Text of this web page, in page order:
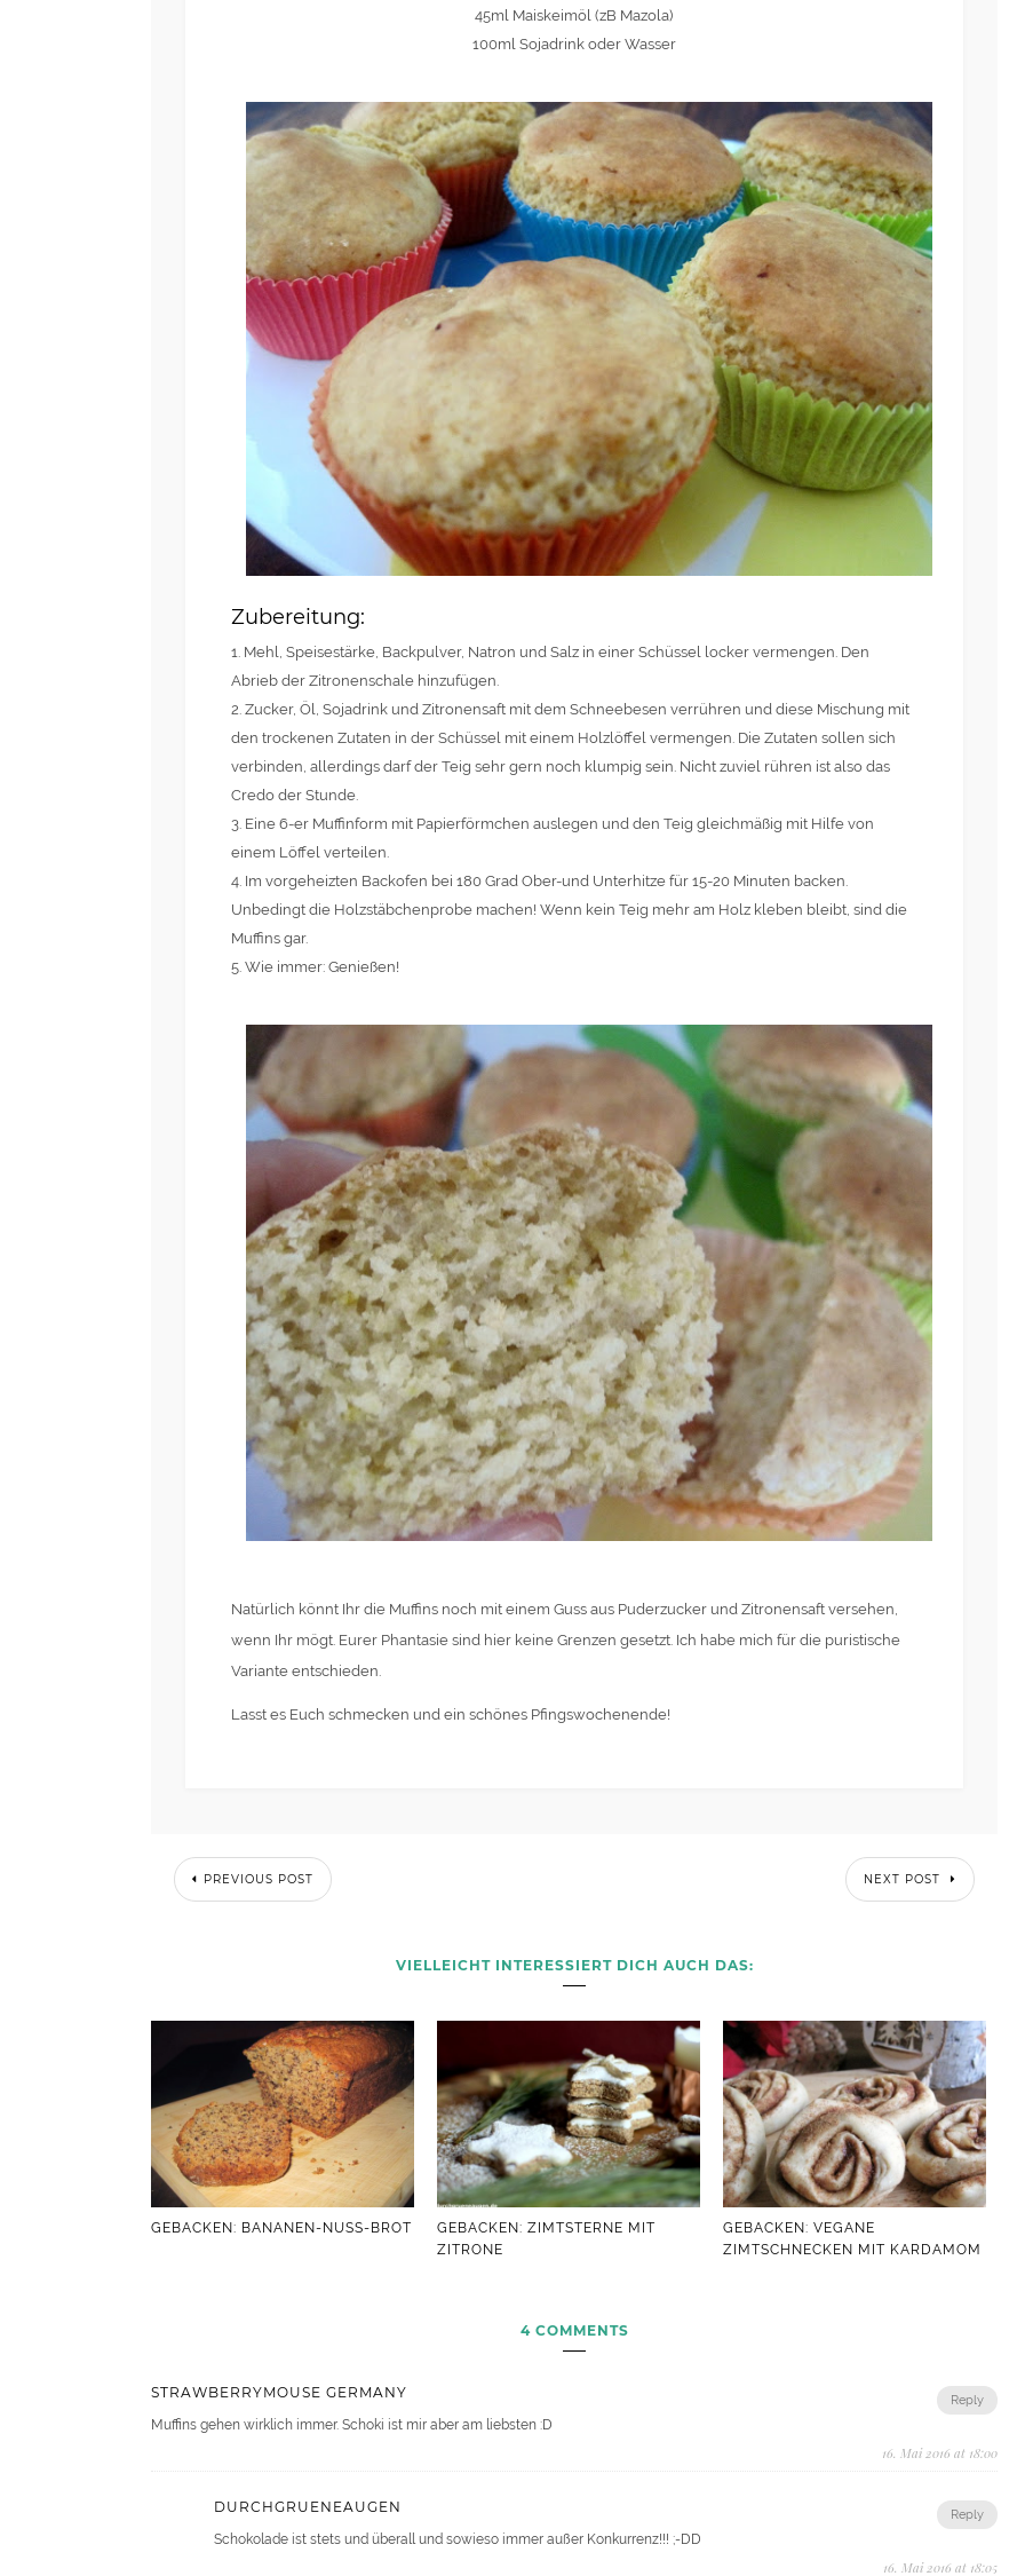
45ml Maiskeimöl (zB Mazola)
100ml Sojadrink oder Wasser
Zubereitung:
1. Mehl, Speisestärke, Backpulver, Natron und Salz in einer Schüssel locker vermengen. Den
Abrieb der Zitronenschale hinzufügen.
2. Zucker, Öl, Sojadrink und Zitronensaft mit dem Schneebesen verrühren und diese Mischung mit
den trockenen Zutaten in der Schüssel mit einem Holzlöffel vermengen. Die Zutaten sollen sich
verbinden, allerdings darf der Teig sehr gern noch klumpig sein. Nicht zuviel rühren ist also das
Credo der Stunde.
3. Eine 6-er Muffinform mit Papierförmchen auslegen und den Teig gleichmäßig mit Hilfe von
einem Löffel verteilen.
4. Im vorgeheizten Backofen bei 180 Grad Ober-und Unterhitze für 15-20 Minuten backen.
Unbedingt die Holzstäbchenprobe machen! Wenn kein Teig mehr am Holz kleben bleibt, sind die
Muffins gar.
5. Wie immer: Genießen!
Natürlich könnt Ihr die Muffins noch mit einem Guss aus Puderzucker und Zitronensaft versehen,
wenn Ihr mögt. Eurer Phantasie sind hier keine Grenzen gesetzt. Ich habe mich für die puristische
Variante entschieden.
Lasst es Euch schmecken und ein schönes Pfingswochenende!
PREVIOUS POST NEXT POST
VIELLEICHT INTERESSIERT DICH AUCH DAS:
GEBACKEN: BANANEN-NUSS-BROT
GEBACKEN: ZIMTSTERNE MIT
ZITRONE
GEBACKEN: VEGANE
ZIMTSCHNECKEN MIT KARDAMOM
4 COMMENTS
Reply
STRAWBERRYMOUSE GERMANY
Muffins gehen wirklich immer. Schoki ist mir aber am liebsten :D
16. Mai 2016 at 18:00
Reply
DURCHGRUENEAUGEN
Schokolade ist stets und überall und sowieso immer außer Konkurrenz!!! ;-DD
16. Mai 2016 at 18:05
Green Lifestyle Haarpflege
MEIN BESUCH BEIM
NATURFRISEUR BETTINA
MOLINARI
Dekorative Kosmetik,Naturkosmetik
NEU: ILIA BEAUTY COLOR
BLOCK LIPSTICKS